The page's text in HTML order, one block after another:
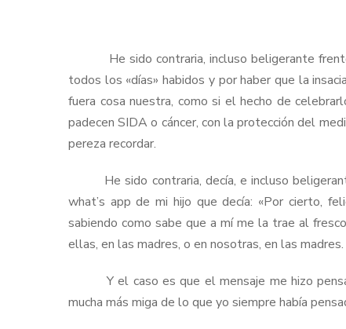
He sido contraria, incluso beligerante frente
todos los «días» habidos y por haber que la
fuera cosa nuestra, como si el hecho de
padecen SIDA o cáncer, con la protección del
pereza recordar.
He sido contraria, decía, e incluso
what’s app de mi hijo que decía: «Por cierto,
sabiendo como sabe que a mí me la trae al
ellas, en las madres, o en nosotras, en las madres.
Y el caso es que el mensaje me hizo pensar
mucha más miga de lo que yo siempre había